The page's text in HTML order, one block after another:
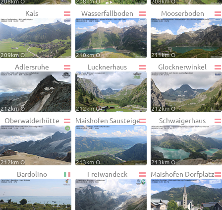
Kals
209km O
Wasserfallboden
210km O
Mooserboden
211km O
Adlersruhe
212km O
Lucknerhaus
212km O
Glocknerwinkel
212km O
Oberwalderhütte
212km O
Maishofen Sausteige
213km O
Schwaigerhaus
213km O
Bardolino Freiwandeck Maishofen Dorfplatz